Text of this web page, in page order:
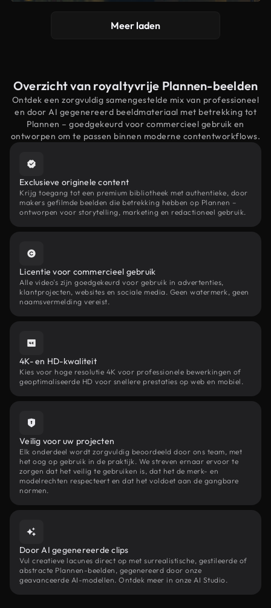
Meer laden
Overzicht van royaltyvrije Plannen-beelden
Ontdek een zorgvuldig samengestelde mix van professioneel
en door AI gegenereerd beeldmateriaal met betrekking tot
Plannen – goedgekeurd voor commercieel gebruik en
ontworpen om te passen binnen moderne contentworkflows.
Exclusieve originele content
Krijg toegang tot een premium bibliotheek met authentieke, door
makers gefilmde beelden die betrekking hebben op Plannen –
ontworpen voor storytelling, marketing en redactioneel gebruik.
Licentie voor commercieel gebruik
Alle video's zijn goedgekeurd voor gebruik in advertenties,
klantprojecten, websites en sociale media. Geen watermerk, geen
naamsvermelding vereist.
4K- en HD-kwaliteit
Kies voor hoge resolutie 4K voor professionele bewerkingen of
geoptimaliseerde HD voor snellere prestaties op web en mobiel.
Veilig voor uw projecten
Elk onderdeel wordt zorgvuldig beoordeeld door ons team, met
het oog op gebruik in de praktijk. We streven ernaar ervoor te
zorgen dat het veilig te gebruiken is, dat het de merk- en
modelrechten respecteert en dat het voldoet aan de gangbare
normen.
Door AI gegenereerde clips
Vul creatieve lacunes direct op met surrealistische, gestileerde of
abstracte Plannen-beelden, gegenereerd door onze
geavanceerde AI-modellen. Ontdek meer in onze AI Studio.